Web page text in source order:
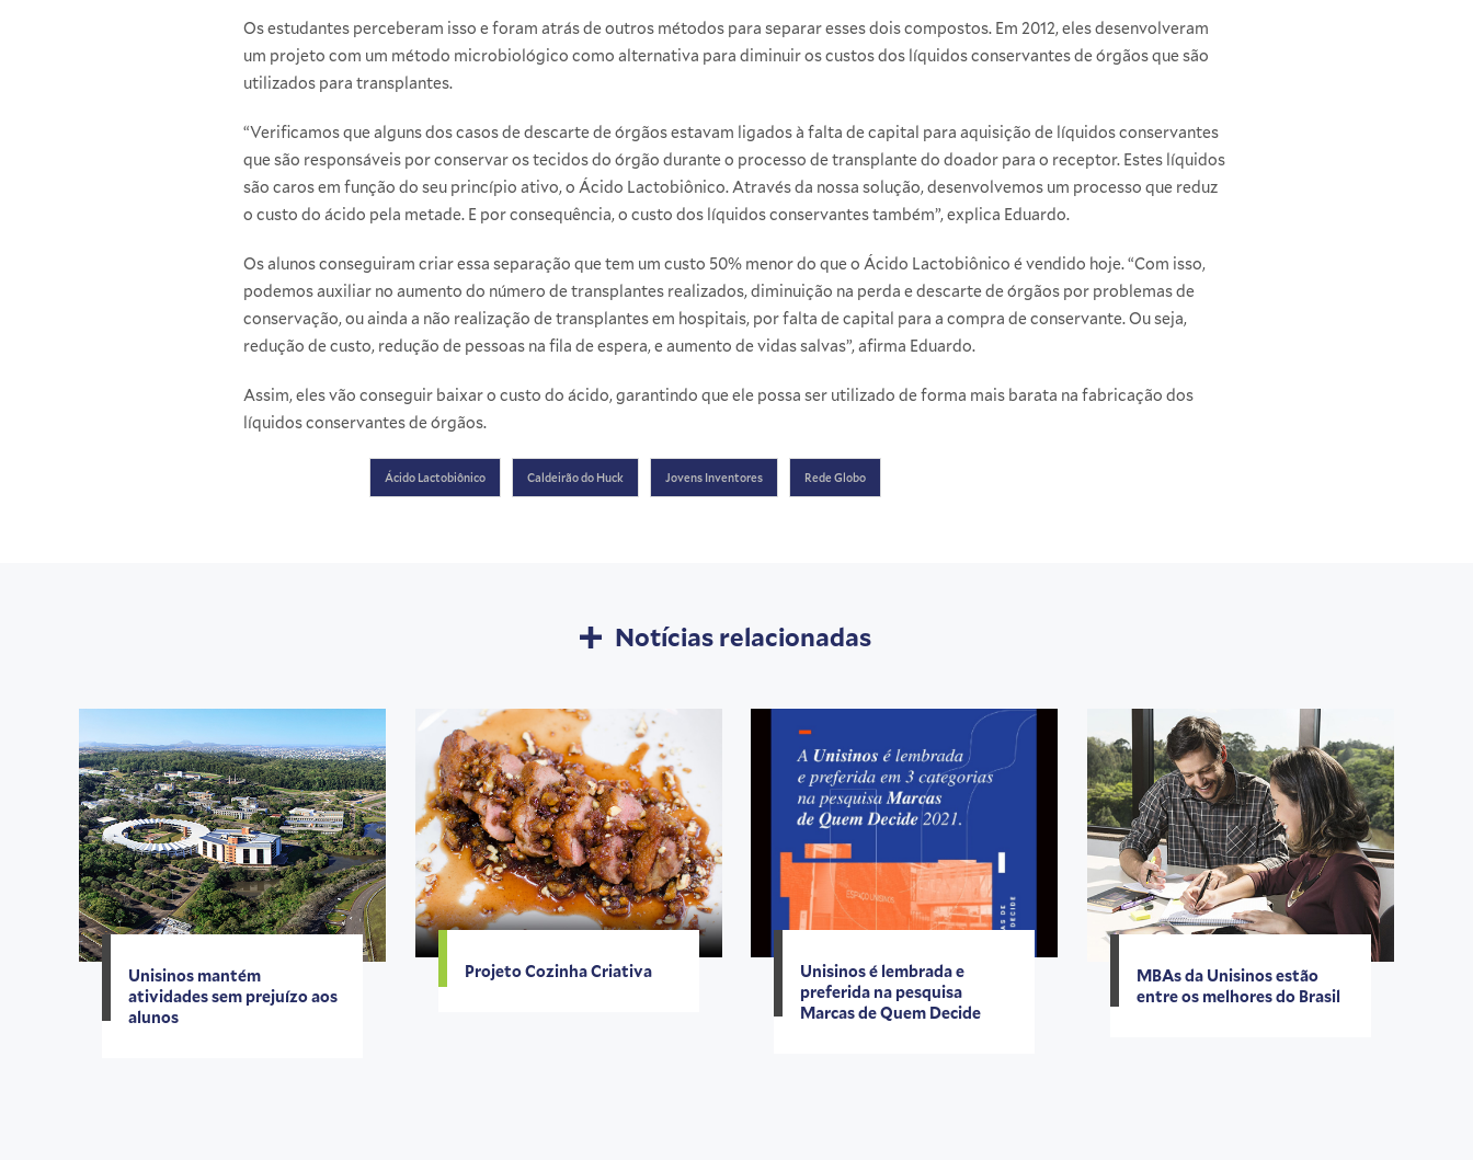
Os estudantes perceberam isso e foram atrás de outros métodos para separar esses dois compostos. Em 2012, eles desenvolveram
um projeto com um método microbiológico como alternativa para diminuir os custos dos líquidos conservantes de órgãos que são
utilizados para transplantes.
“Verificamos que alguns dos casos de descarte de órgãos estavam ligados à falta de capital para aquisição de líquidos conservantes
que são responsáveis por conservar os tecidos do órgão durante o processo de transplante do doador para o receptor. Estes líquidos
são caros em função do seu princípio ativo, o Ácido Lactobiônico. Através da nossa solução, desenvolvemos um processo que reduz
o custo do ácido pela metade. E por consequência, o custo dos líquidos conservantes também”, explica Eduardo.
Os alunos conseguiram criar essa separação que tem um custo 50% menor do que o Ácido Lactobiônico é vendido hoje. “Com isso,
podemos auxiliar no aumento do número de transplantes realizados, diminuição na perda e descarte de órgãos por problemas de
conservação, ou ainda a não realização de transplantes em hospitais, por falta de capital para a compra de conservante. Ou seja,
redução de custo, redução de pessoas na fila de espera, e aumento de vidas salvas”, afirma Eduardo.
Assim, eles vão conseguir baixar o custo do ácido, garantindo que ele possa ser utilizado de forma mais barata na fabricação dos
líquidos conservantes de órgãos.
Ácido Lactobiônico Caldeirão do Huck Jovens Inventores Rede Globo
Notícias relacionadas
Unisinos mantém
atividades sem prejuízo aos
alunos
Projeto Cozinha Criativa
Unisinos é lembrada e
preferida na pesquisa
Marcas de Quem Decide
MBAs da Unisinos estão
entre os melhores do Brasil